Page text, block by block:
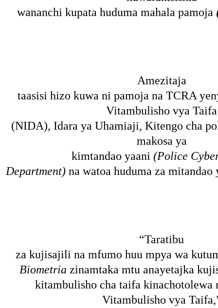
wananchi kupata huduma mahala pamoja
Amezitaja
taasisi hizo kuwa ni pamoja na TCRA
Vitambulisho vya Taifa
(NIDA), Idara ya Uhamiaji, Kitengo cha
makosa ya
kimtandao yaani (Police
Department) na watoa huduma za
“Taratibu
za kujisajili na mfumo huu mpya wa
Biometria zinamtaka mtu anayetajka
kitambulisho cha taifa kinachotolewa
Vitambulisho vya